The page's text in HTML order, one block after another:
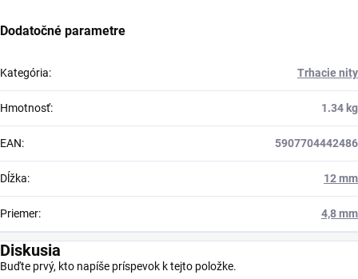
Dodatočné parametre
Kategória: Trhacie nity
Hmotnosť: 1.34 kg
EAN: 5907704442486
Dĺžka: 12 mm
Priemer: 4,8 mm
Diskusia
Buďte prvý, kto napíše príspevok k tejto položke.